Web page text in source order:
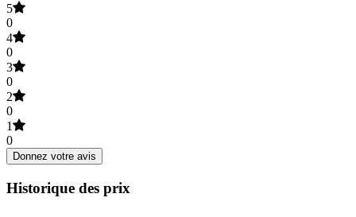
5
0
4
0
3
0
2
0
1
0
Donnez votre avis
Historique des prix